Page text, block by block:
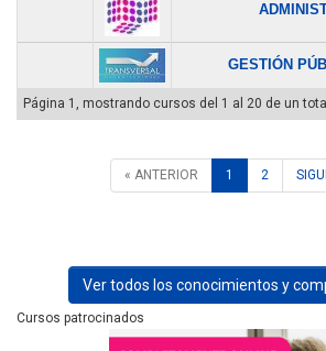
GESTIÓN
Página 1, mostrando cursos del 1 al 20 de un
« ANTERIOR 1 2
Ver todos los conocimientos y
Cursos patrocinados